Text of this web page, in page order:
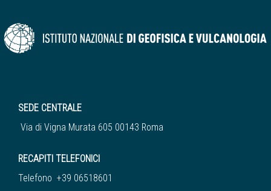
SEDE CENTRALE
Via di Vigna Murata 605 00143 Roma
RECAPITI TELEFONICI
Telefono +39 06518601